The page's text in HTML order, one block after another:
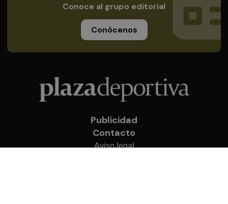
Conoce al grupo editorial
Conócenos
Publicidad
Contacto
Aviso legal